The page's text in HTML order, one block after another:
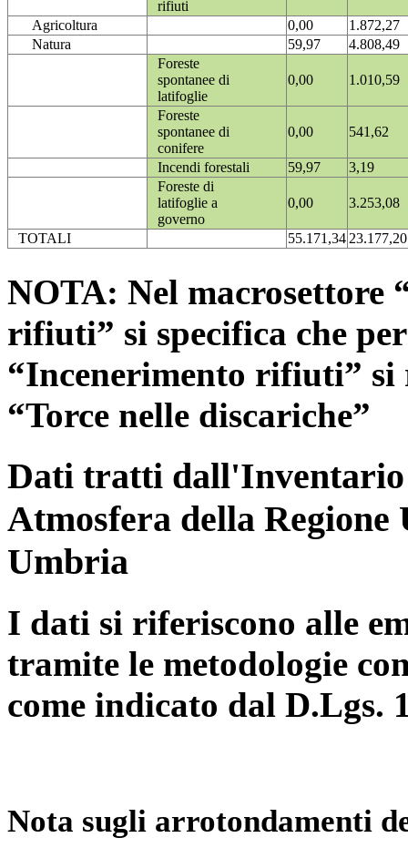
rifiuti
Agricoltura
0,00
1.872,27
Natura
59,97
4.808,49
Foreste
spontanee di
latifoglie
0,00 1.010,59
Foreste
spontanee di
conifere
0,00 541,62
Incendi forestali 59,97
3,19
Foreste di
latifoglie a
governo
0,00 3.253,08
TOTALI 55.171,3423.177,20
NOTA: Nel macrosettore
rifiuti” si specifica che
“Incenerimento rifiuti”
“Torce nelle discariche”
Dati tratti dall'Inventario
Atmosfera della
Umbria
I dati si riferiscono alle
tramite le metodologie
come indicato dal D.Lgs.
Nota sugli arrotondamenti